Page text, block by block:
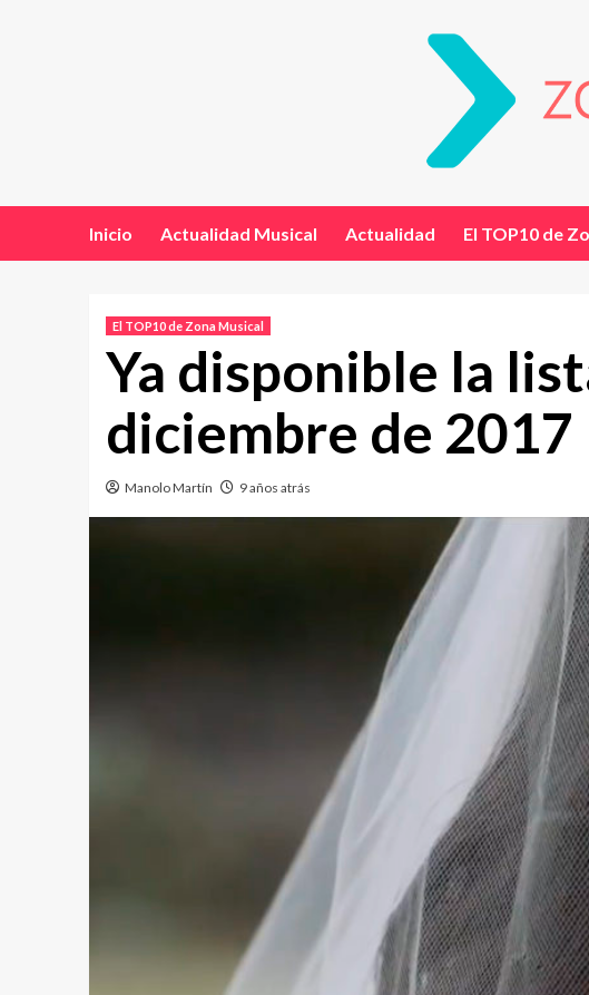
Inicio Actualidad Musical Actualidad El TOP10 de
El TOP10 de Zona Musical
Ya disponible la
diciembre de 2017
Manolo Martín 9 años atrás